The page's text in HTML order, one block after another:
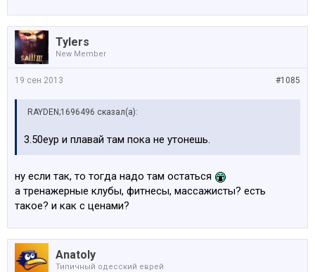
Tylers
New Member
#1085
19 сен 2013
RAYDEN;1696496 сказал(а):
3.50еур и плавай там пока не утонешь.
ну если так, то тогда надо там остаться
а тренажерные клубы, фитнесы, массажисты? есть
такое? и как с ценами?
Anatoly
Типичный одесский еврей